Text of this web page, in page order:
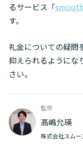
るサービス「
す。
礼金についての疑問
抑えられるようにな
さい。
監修
高嶋允瑛
株式会社スム